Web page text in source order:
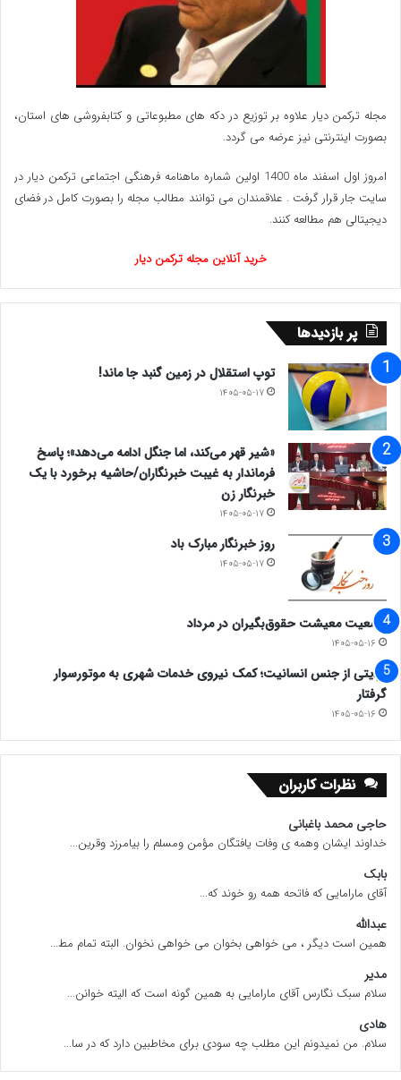
مجله ترکمن دیار علاوه بر توزیع در دکه های مطبوعاتی و کتابفروشی های استان،
بصورت اینترنتی نیز عرضه می گردد.‌
امروز اول اسفند ماه 1400 اولین شماره ماهنامه فرهنگی اجتماعی ترکمن دیار در
سایت جار قرار گرفت . علاقمندان می توانند مطالب مجله را بصورت کامل در فضای
دیجیتالی هم مطالعه کنند.
خرید آنلاین مجله ترکمن دیار
پر بازدیدها
توپ استقلال در زمین گنبد جا ماند!
۱۴۰۵-۰۵-۱۷
«شیر قهر می‌کند، اما جنگل ادامه می‌دهد»؛ پاسخ
فرماندار به غیبت خبرنگاران/حاشیه برخورد با یک
خبرنگار زن
۱۴۰۵-۰۵-۱۷
روز خبرنگار مبارک باد
۱۴۰۵-۰۵-۱۷
وضعیت معیشت حقوق‌بگیران در مرداد
۱۴۰۵-۰۵-۱۶
روایتی از جنس انسانیت؛ کمک نیروی خدمات شهری به موتورسوار
گرفتار
۱۴۰۵-۰۵-۱۶
نظرات کاربران
حاجی محمد باغبانی
خداوند ایشان وهمه ی وفات یافتگان مؤمن ومسلم را بیامرزد وقرین...
بابک
آقای مارامایی که فاتحه همه رو خوند که...
عبدالله
همین است دیگر ، می خواهی بخوان می خواهی نخوان. البته تمام مط...
مدیر
سلام سبک نگارس آقای مارامایی به همین گونه است که الیته خوانن...
هادی
سلام. من نمیدونم این مطلب چه سودی برای مخاطبین دارد که در سا...